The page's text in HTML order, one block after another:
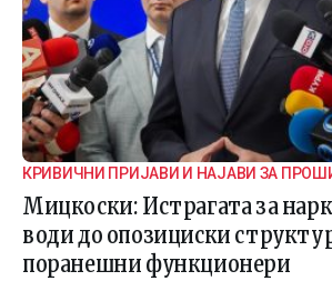
КРИВИЧНИ ПРИЈАВИ И НАЈАВИ ЗА
ИСТРАГАТА
Мицкоски: Истрагата за
води до опозициски
поранешни функционери